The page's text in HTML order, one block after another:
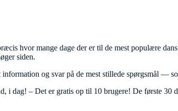
hvor mange dage der er til de mest populære
siden.
og svar på de mest stillede spørgsmål —
i dag! – Det er gratis op til 10 brugere! De første 30